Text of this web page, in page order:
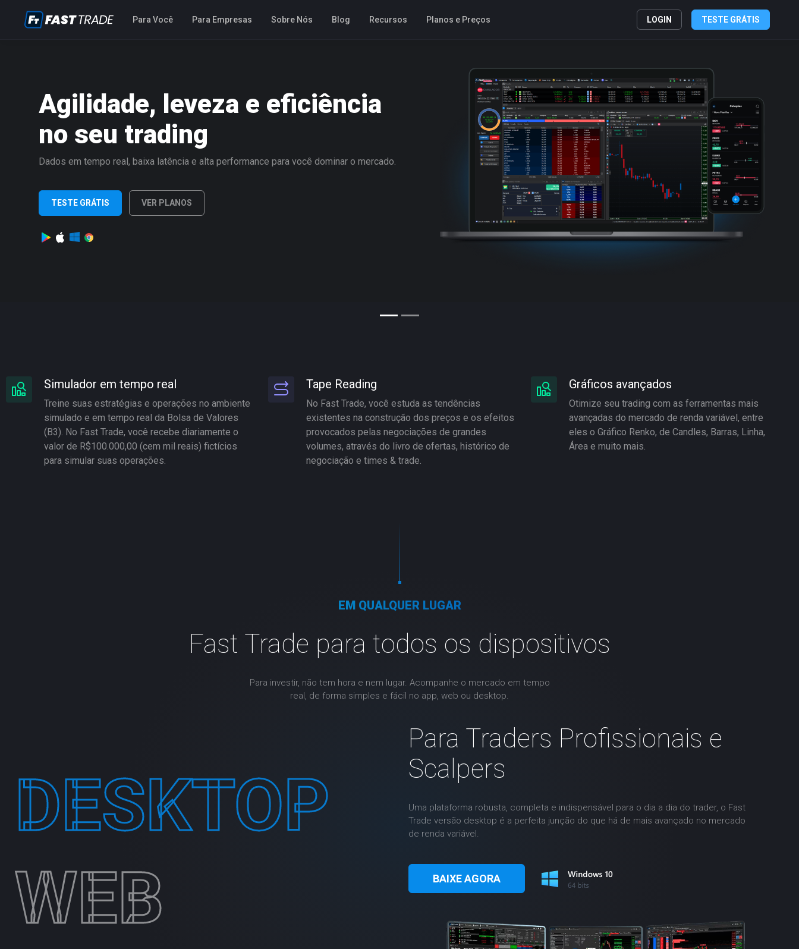
Para Você Para Empresas Sobre Nós Blog Recursos Planos e Preços LOGIN TESTE GRÁTIS
Agilidade, leveza e eficiência
no seu trading
Dados em tempo real, baixa latência e alta performance para você dominar o mercado.
TESTE GRÁTIS VER PLANOS
Simulador em tempo real
Treine suas estratégias e operações no ambiente
simulado e em tempo real da Bolsa de Valores
(B3). No Fast Trade, você recebe diariamente o
valor de R$100.000,00 (cem mil reais) fictícios
para simular suas operações.
Tape Reading
No Fast Trade, você estuda as tendências
existentes na construção dos preços e os efeitos
provocados pelas negociações de grandes
volumes, através do livro de ofertas, histórico de
negociação e times & trade.
Gráficos avançados
Otimize seu trading com as ferramentas mais
avançadas do mercado de renda variável, entre
eles o Gráfico Renko, de Candles, Barras, Linha,
Área e muito mais.
EM QUALQUER LUGAR
Fast Trade para todos os dispositivos
Para investir, não tem hora e nem lugar. Acompanhe o mercado em tempo
real, de forma simples e fácil no app, web ou desktop.
DESKTOP
WEB
Para Traders Profissionais e
Scalpers
Uma plataforma robusta, completa e indispensável para o dia a dia do trader, o Fast
Trade versão desktop é a perfeita junção do que há de mais avançado no mercado
de renda variável.
BAIXE AGORA